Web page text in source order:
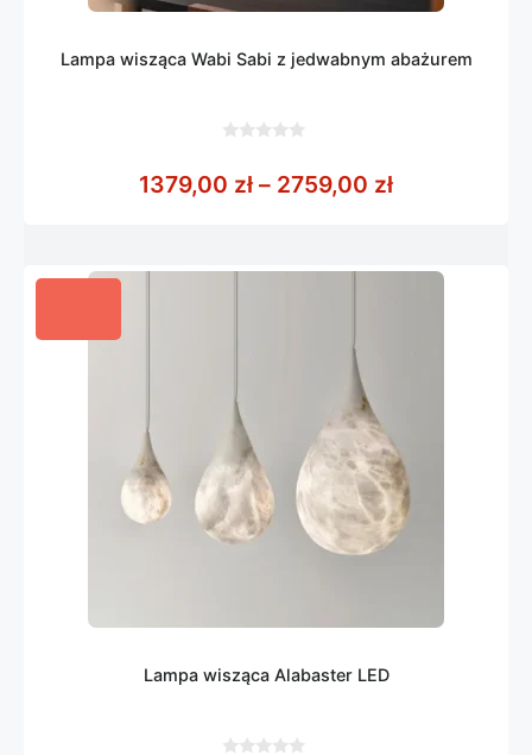
Lampa wisząca Wabi Sabi z jedwabnym abażurem
5
1379,00 zł – 2759,00 złZakres cen:
Lampa wisząca Alabaster LED